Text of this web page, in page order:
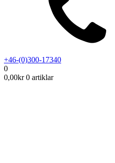
+46-(0)300-17340
0
0,00kr 0 artiklar